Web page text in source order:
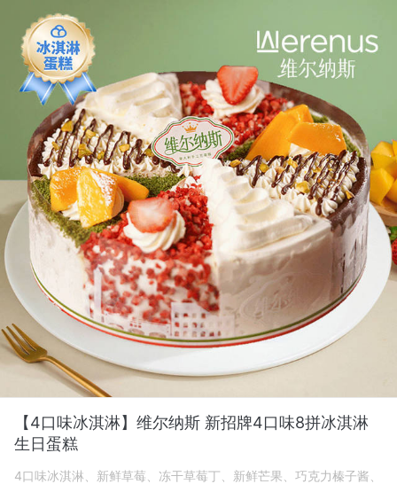
【4口味冰淇淋】维尔纳斯 新招牌4口味8拼冰淇淋
生日蛋糕
4口味冰淇淋、新鲜草莓、冻干草莓丁、新鲜芒果、巧克力榛子酱、